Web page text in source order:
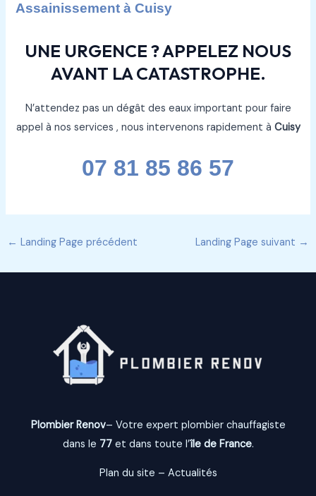
Assainissement à Cuisy
UNE URGENCE ? APPELEZ NOUS
AVANT LA CATASTROPHE.
N’attendez pas un dégât des eaux important pour faire
appel à nos services , nous intervenons rapidement à Cuisy
07 81 85 86 57
← Landing Page précédent Landing Page suivant →
Plombier Renov– Votre expert plombier chauffagiste
dans le 77et dans toute l’île de France.
Plan du site – Actualités